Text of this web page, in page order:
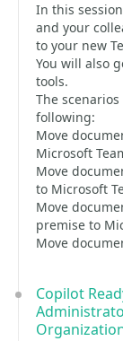
In this
and your
to your new
You will also
tools.
The
following:
Move
Microsoft
Move
to Microsoft
Move
premise to
Move
Copilot